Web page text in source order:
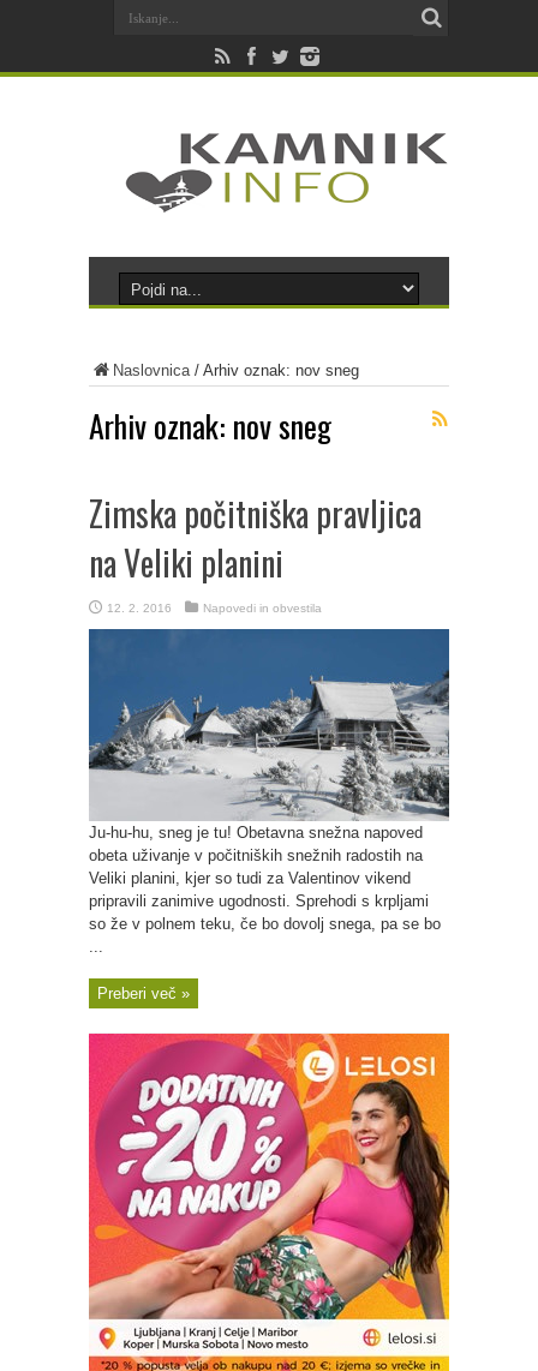
Naslovnica/ Arhiv oznak: nov sneg
Arhiv oznak: nov sneg
Zimska počitniška pravljica
na Veliki planini
12. 2. 2016 Napovedi in obvestila
Ju-hu-hu, sneg je tu! Obetavna snežna napoved
obeta uživanje v počitniških snežnih radostih na
Veliki planini, kjer so tudi za Valentinov vikend
pripravili zanimive ugodnosti. Sprehodi s krpljami
so že v polnem teku, če bo dovolj snega, pa se bo
...
Preberi več »